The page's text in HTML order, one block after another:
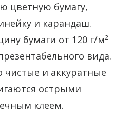
цветную бумагу,
и карандаш.
бумаги от 120 г/м²
вида.
чистые и аккуратные
острыми
клеем.